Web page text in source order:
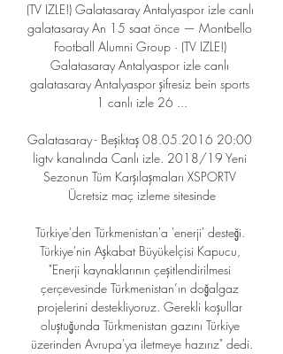
(TV IZLE!) Galatasaray Antalyaspor izle canlı
galatasaray An 15 saat önce — Montbello
Football Alumni Group · (TV IZLE!)
Galatasaray Antalyaspor izle canlı
galatasaray Antalyaspor şifresiz bein sports
1 canlı izle 26 ...
Galatasaray - Beşiktaş 08.05.2016 20:00
ligtv kanalında Canlı izle. 2018/19 Yeni
Sezonun Tüm Karşılaşmaları XSPORTV
Ücretsiz maç izleme sitesinde
Türkiye'den Türkmenistan'a 'enerji' desteği.
Türkiye'nin Aşkabat Büyükelçisi Kapucu,
"Enerji kaynaklarının çeşitlendirilmesi
çerçevesinde Türkmenistan’ın doğalgaz
projelerini destekliyoruz. Gerekli koşullar
oluştuğunda Türkmenistan gazını Türkiye
üzerinden Avrupa'ya iletmeye hazırız" dedi.